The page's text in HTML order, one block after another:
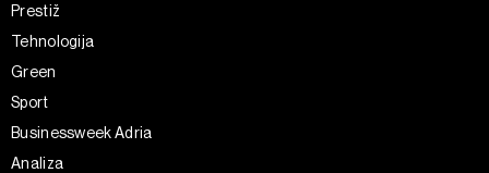
Prestiž
Tehnologija
Green
Sport
Businessweek Adria
Analiza